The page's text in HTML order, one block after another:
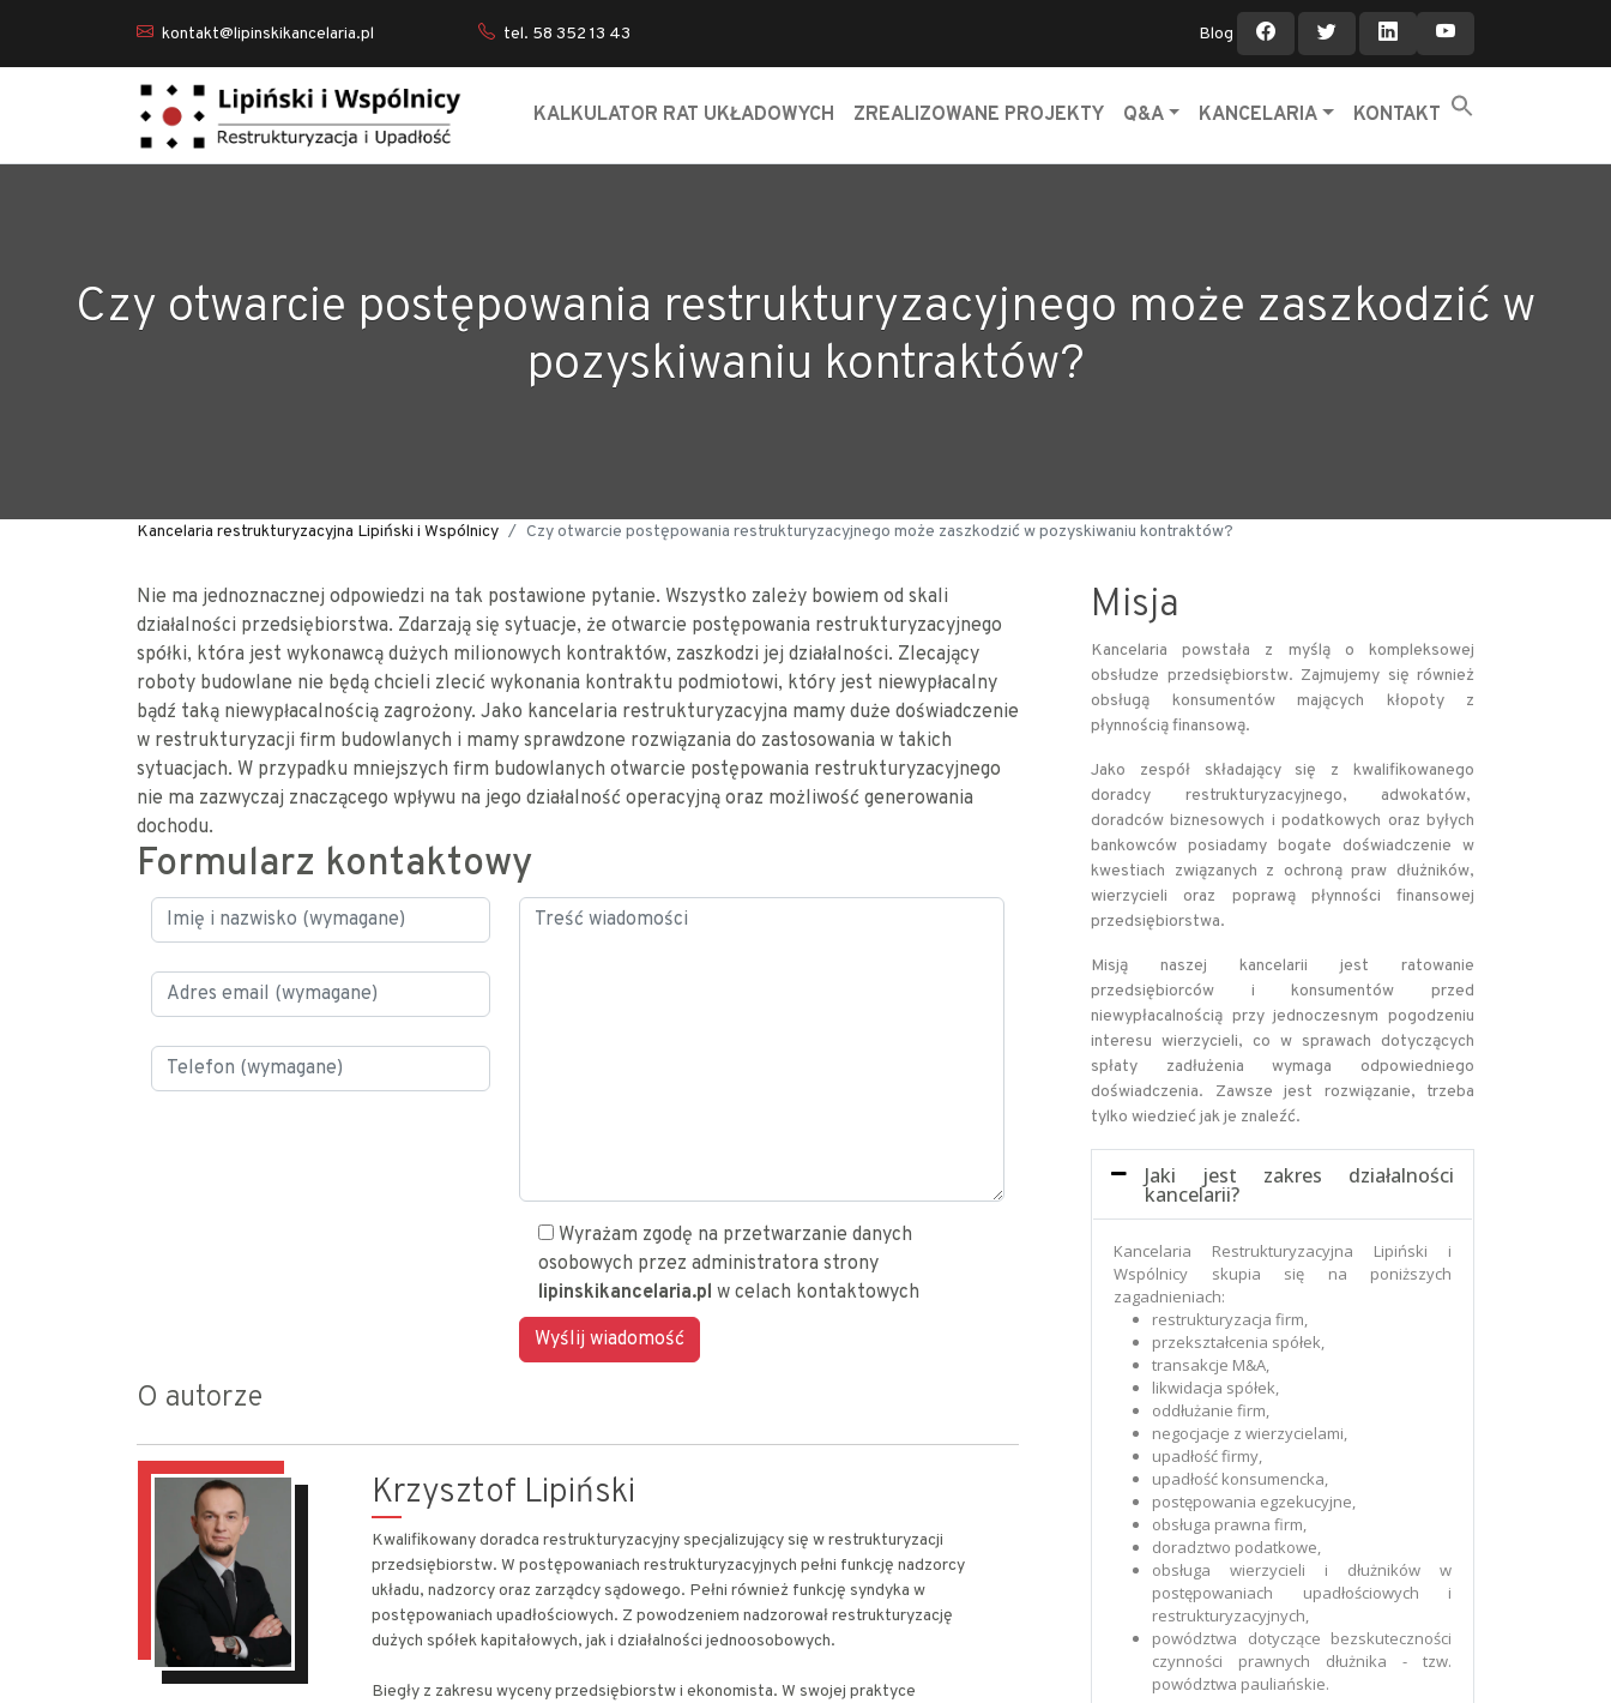
kontakt@lipinskikancelaria.pl tel. 58 352 13 43 Blog
KALKULATOR RAT UKŁADOWYCH ZREALIZOWANE PROJEKTY Q&A KANCELARIA KONTAKT
Czy otwarcie postępowania restrukturyzacyjnego może zaszkodzić w
pozyskiwaniu kontraktów?
Kancelaria restrukturyzacyjna Lipiński i Wspólnicy Czy otwarcie postępowania restrukturyzacyjnego może zaszkodzić w pozyskiwaniu kontraktów?
Nie ma jednoznacznej odpowiedzi na tak postawione pytanie. Wszystko zależy bowiem od skali
działalności przedsiębiorstwa. Zdarzają się sytuacje, że otwarcie postępowania restrukturyzacyjnego
spółki, która jest wykonawcą dużych milionowych kontraktów, zaszkodzi jej działalności. Zlecający
roboty budowlane nie będą chcieli zlecić wykonania kontraktu podmiotowi, który jest niewypłacalny
bądź taką niewypłacalnością zagrożony. Jako kancelaria restrukturyzacyjna mamy duże doświadczenie
w restrukturyzacji firm budowlanych i mamy sprawdzone rozwiązania do zastosowania w takich
sytuacjach. W przypadku mniejszych firm budowlanych otwarcie postępowania restrukturyzacyjnego
nie ma zazwyczaj znaczącego wpływu na jego działalność operacyjną oraz możliwość generowania
dochodu.
Formularz kontaktowy
Wyrażam zgodę na przetwarzanie danych
osobowych przez administratora strony
lipinskikancelaria.pl w celach kontaktowych
O autorze
Krzysztof Lipiński
Kwalifikowany doradca restrukturyzacyjny specjalizujący się w restrukturyzacji
przedsiębiorstw. W postępowaniach restrukturyzacyjnych pełni funkcję nadzorcy
układu, nadzorcy oraz zarządcy sądowego. Pełni również funkcję syndyka w
postępowaniach upadłościowych. Z powodzeniem nadzorował restrukturyzację
dużych spółek kapitałowych, jak i działalności jednoosobowych.
Biegły z zakresu wyceny przedsiębiorstw i ekonomista. W swojej praktyce
Misja
Kancelaria powstała z myślą o kompleksowej
obsłudze przedsiębiorstw. Zajmujemy się również
obsługą konsumentów mających kłopoty z
płynnością finansową.
Jako zespół składający się z kwalifikowanego
doradcy restrukturyzacyjnego, adwokatów,
doradców biznesowych i podatkowych oraz byłych
bankowców posiadamy bogate doświadczenie w
kwestiach związanych z ochroną praw dłużników,
wierzycieli oraz poprawą płynności finansowej
przedsiębiorstwa.
Misją naszej kancelarii jest ratowanie
przedsiębiorców i konsumentów przed
niewypłacalnością przy jednoczesnym pogodzeniu
interesu wierzycieli, co w sprawach dotyczących
spłaty zadłużenia wymaga odpowiedniego
doświadczenia. Zawsze jest rozwiązanie, trzeba
tylko wiedzieć jak je znaleźć.
Jaki jest zakres działalności
kancelarii?
Kancelaria Restrukturyzacyjna Lipiński i
Wspólnicy skupia się na poniższych
zagadnieniach:
restrukturyzacja firm,
przekształcenia spółek,
transakcje M&A,
likwidacja spółek,
oddłużanie firm,
negocjacje z wierzycielami,
upadłość firmy,
upadłość konsumencka,
postępowania egzekucyjne,
obsługa prawna firm,
doradztwo podatkowe,
obsługa wierzycieli i dłużników w
postępowaniach upadłościowych i
restrukturyzacyjnych,
powództwa dotyczące bezskuteczności
czynności prawnych dłużnika - tzw.
powództwa pauliańskie.